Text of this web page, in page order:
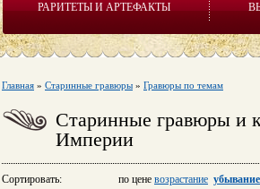
РАРИТЕТЫ И АРТЕФАКТЫ
Главная » Старинные гравюры » Гравюры по темам
Старинные гравюры и
Империи
Сортировать: по цене возрастание убывание